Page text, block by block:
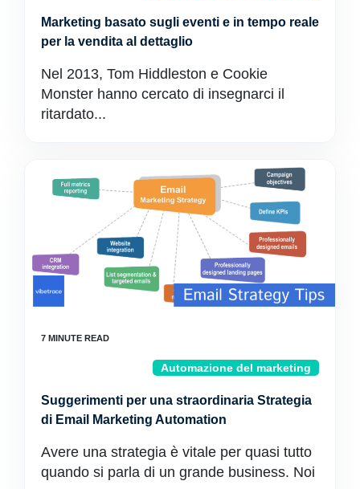
Marketing basato sugli eventi e in tempo reale
per la vendita al dettaglio
Nel 2013, Tom Hiddleston e Cookie
Monster hanno cercato di insegnarci il
ritardato...
Automazione del marketing
Suggerimenti per una straordinaria Strategia
di Email Marketing Automation
Avere una strategia è vitale per quasi tutto
quando si parla di un grande business. Noi